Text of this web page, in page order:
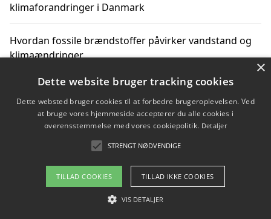
klimaforandringer i Danmark
Hvordan fossile brændstoffer påvirker vandstand og
klimaændringer
Hvordan citater om fossile brændstoffer kan ændre
vores perspektiv
Om / kontakt
Blog Betingelser
×
Dette website bruger tracking cookies
Dette websted bruger cookies til at forbedre brugeroplevelsen. Ved
at bruge vores hjemmeside accepterer du alle cookies i
overensstemmelse med vores cookiepolitik. Detaljer
STRENGT NØDVENDIGE
TILLAD COOKIES TILLAD IKKE COOKIES
VIS DETALJER